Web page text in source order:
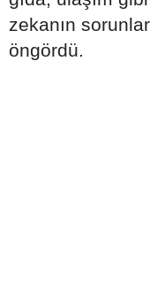
zekanın
öngördü.